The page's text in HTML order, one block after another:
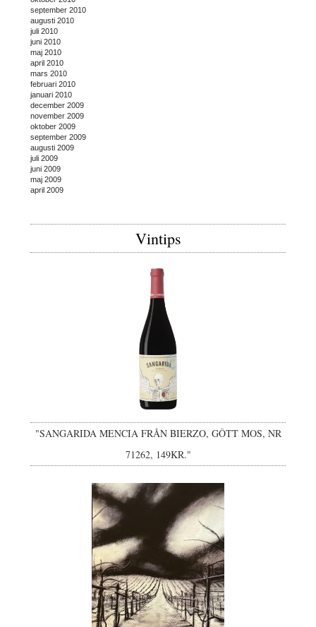
september 2010
augusti 2010
juli 2010
juni 2010
maj 2010
april 2010
mars 2010
februari 2010
januari 2010
december 2009
november 2009
oktober 2009
september 2009
augusti 2009
juli 2009
juni 2009
maj 2009
april 2009
Vintips
"SANGARIDA MENCIA FRÅN BIERZO, GÔTT MOS, NR
71262, 149KR."